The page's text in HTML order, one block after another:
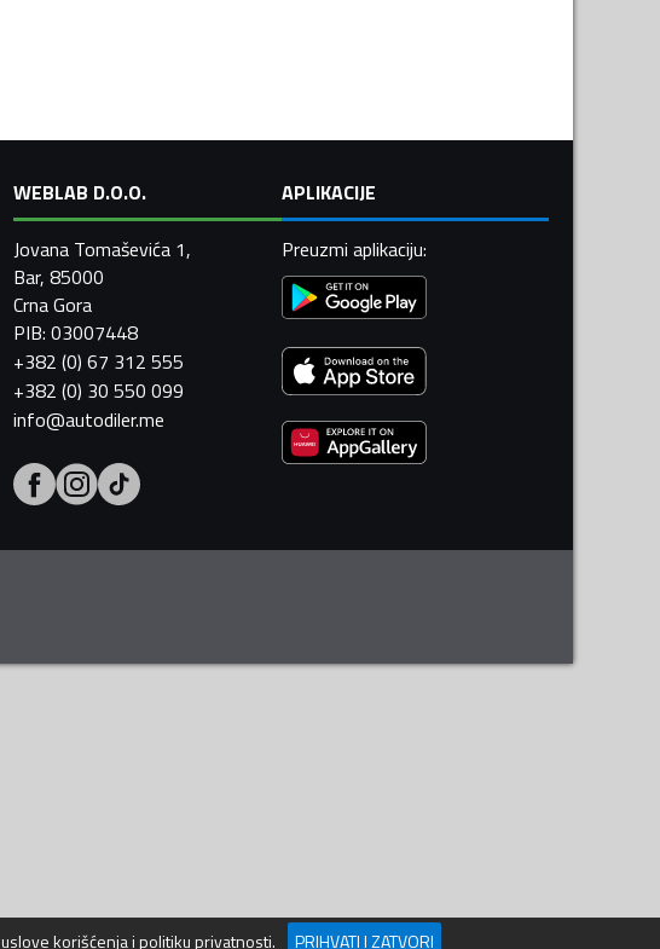
WEBLAB D.O.O.
Jovana Tomaševića 1,
Bar, 85000
Crna Gora
PIB: 03007448
+382 (0) 67 312 555
+382 (0) 30 550 099
info@autodiler.me
APLIKACIJE
Preuzmi aplikaciju:
uslove korišćenjaipolitiku privatnosti. PRIHVATI I ZATVORI